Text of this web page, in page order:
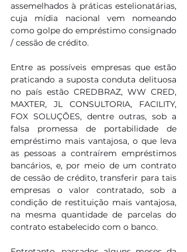
assemelhados à práticas estelionatárias,
cuja mídia nacional vem nomeando
como golpe do empréstimo consignado
/ cessão de crédito.
Entre as possíveis empresas que estão
praticando a suposta conduta delituosa
no país estão CREDBRAZ, WW CRED,
MAXTER, JL CONSULTORIA, FACILITY,
FOX SOLUÇÕES, dentre outras, sob a
falsa promessa de portabilidade de
empréstimo mais vantajosa, o que leva
as pessoas a contraírem empréstimos
bancários, e, por meio de um contrato
de cessão de crédito, transferir para tais
empresas o valor contratado, sob a
condição de restituição mais vantajosa,
na mesma quantidade de parcelas do
contrato estabelecido com o banco.